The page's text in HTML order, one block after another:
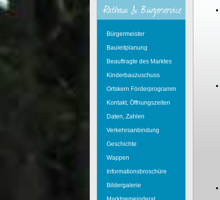
Rathaus & Bürgerservice
Bürgermeister
Bauleitplanung
Beauftragte des Marktes
Kinderbauzuschuss
Ortskern Förderprogramm
Kontakt, Öffnungszeiten
Daten, Zahlen
Verkehrsanbindung
Geschichte
Wappen
Informationsbroschüre
Bildergalerie